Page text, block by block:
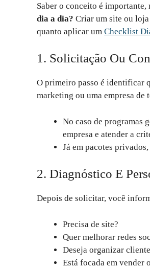
Saber o conceito é importante,
dia a dia? Criar um site ou
quanto aplicar um Checklist
1. Solicitação Ou
O primeiro passo é identificar
marketing ou uma empresa de
No caso de programas
empresa e atender a
Já em pacotes
2. Diagnóstico E
Depois de solicitar, você
Precisa de site?
Quer melhorar redes
Deseja organizar
Está focada em vender